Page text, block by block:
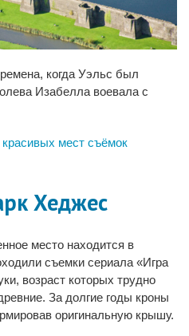
когда Уэльс был
Изабелла воевала с
мест съёмок
Хеджес
место находится в
съемки сериала «Игра
возраст которых трудно
За долгие годы кроны
оригинальную крышу.